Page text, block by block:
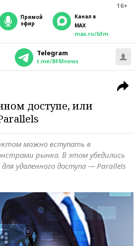
16+
прямой
эфир
Канал в
MAX
max.ru/bfm
Telegram
t.me/BFMnews
доступе, или
можно вступать в
рынка. В этом убедились
удаленного доступа — Parallels